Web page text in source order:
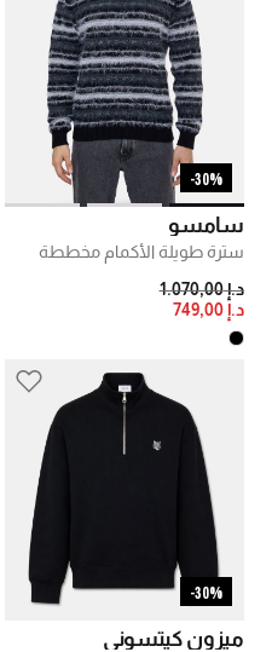
30%-
سامسو
سترة طويلة الأكمام مخططة
PRICE REDUCED FROM
د.إ 1.070,00
TO
د.إ 749,00
30%-
ميزون كيتسوني